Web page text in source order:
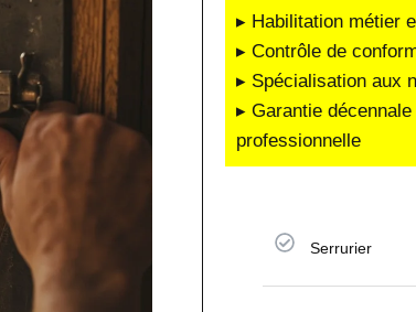
▸ Habilitation métier
▸ Contrôle de
▸ Spécialisation aux
▸ Garantie
professionnelle
Serrurier